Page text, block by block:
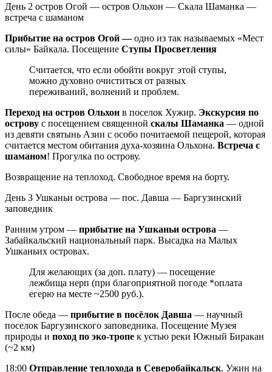
День 2 остров Огой — остров Ольхон — Скала Шаманка —
встреча с шаманом
Прибытие на остров Огой —одно из так называемых «Мест
силы» Байкала. Посещение Ступы Просветления
Считается, что если обойти вокруг этой ступы,
можно духовно очиститься от разных
переживаний, волнений и проблем.
Переход на остров Ольхон в поселок Хужир. Экскурсия по
острову с посещением священной скалы Шаманка — одной
из девяти святынь Азии с особо почитаемой пещерой, которая
считается местом обитания духа-хозяина Ольхона. Встреча с
шаманом! Прогулка по острову.
Возвращение на теплоход. Свободное время на борту.
День 3 Ушканьи острова — пос. Давша — Баргузинский
заповедник
Ранним утром — прибытие на Ушканьи острова —
Забайкальский национальный парк. Высадка на Малых
Ушканьих островах.
Для желающих (за доп. плату) — посещение
лежбища нерп (при благоприятной погоде *оплата
егерю на месте ~2500 руб.).
После обеда — прибытие в посёлок Давша — научный
поселок Баргузинского заповедника. Посещение Музея
природы и поход по эко-тропе к устью реки Южный Биракан
(~2 км)
18:00 Отправление теплохода в Северобайкальск. Ужин на